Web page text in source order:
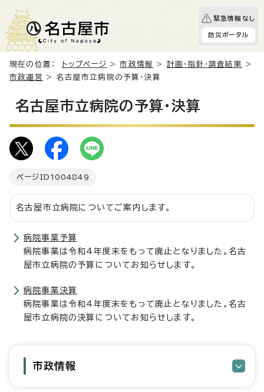
緊急情報なし
防災ポータル
現在の位置： トップページ >市政情報 > 計画・指針・調査結果
>
市政運営
> 名古屋市立病院の予算・決算
名古屋市立病院の予算・決算
ページID 1004849
名古屋市立病院についてご案内します。
病院事業予算
病院事業は令和4年度末をもって廃止となりました。名古
屋市立病院の予算についてお知らせします。
病院事業決算
病院事業は令和4年度末をもって廃止となりました。名古
屋市立病院の決算についてお知らせします。
市政情報